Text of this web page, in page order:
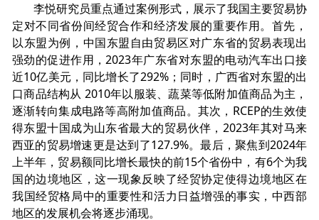
李悦研究员重点通过案例形式，展示了我国主要贸易协
定对不同省份间经贸合作和经济发展的重要作用。首先，
以东盟为例，中国东盟自由贸易区对广东省的贸易表现出
强劲的促进作用，2023年广东省对东盟的电动汽车出口接
近10亿美元，同比增长了292%；同时，广西省对东盟的出
口商品结构从 2010年以服装、蔬菜等低附加值商品为主，
逐渐转向集成电路等高附加值商品。其次，RCEP的生效使
得东盟十国成为山东省最大的贸易伙伴，2023年其对马来
西亚的贸易增速更是达到了127.9%。最后，聚焦到2024年
上半年，贸易额同比增长最快的前15个省份中，有6个为我
国的边境地区，这一现象反映了经贸协定使得边境地区在
我国经贸格局中的重要性和活力日益增强的事实，中西部
地区的发展机会将逐步涌现。